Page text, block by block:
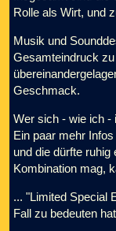
Rolle als Wirt, und
Musik und
Gesamteindruck
Geschmack.
Wer sich - wie ich -
Ein paar mehr
und die dürfte
Kombination mag,
... "Limited Special
Fall zu bedeuten